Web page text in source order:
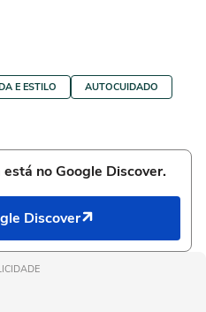
E ESTILO
AUTOCUIDADO
no Google Discover.
Discover